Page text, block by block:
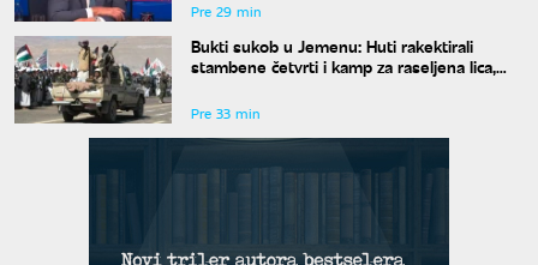
Pre 29 min
Bukti sukob u Jemenu: Huti rakektirali
stambene četvrti i kamp za raseljena lica,
Pre 33 min